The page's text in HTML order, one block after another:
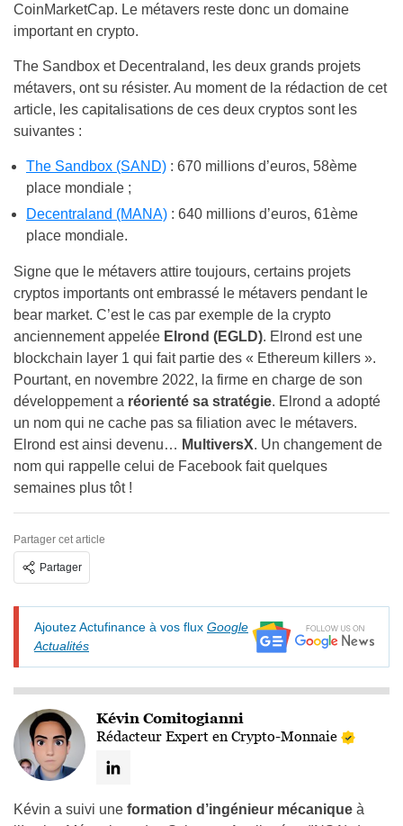
CoinMarketCap. Le métavers reste donc un domaine
important en crypto.
The Sandbox et Decentraland, les deux grands projets
métavers, ont su résister. Au moment de la rédaction de cet
article, les capitalisations de ces deux cryptos sont les
suivantes :
The Sandbox (SAND) : 670 millions d’euros, 58ème
place mondiale ;
Decentraland (MANA) : 640 millions d’euros, 61ème
place mondiale.
Signe que le métavers attire toujours, certains projets
cryptos importants ont embrassé le métavers pendant le
bear market. C’est le cas par exemple de la crypto
anciennement appelée Elrond (EGLD). Elrond est une
blockchain layer 1 qui fait partie des « Ethereum killers ».
Pourtant, en novembre 2022, la firme en charge de son
développement a réorienté sa stratégie. Elrond a adopté
un nom qui ne cache pas sa filiation avec le métavers.
Elrond est ainsi devenu… MultiversX. Un changement de
nom qui rappelle celui de Facebook fait quelques
semaines plus tôt !
Partager cet article
Partager
Ajoutez Actufinance à vos flux Google
Actualités
Kévin Comitogianni
Rédacteur Expert en Crypto-Monnaie
Kévin a suivi une formation d’ingénieur mécanique à